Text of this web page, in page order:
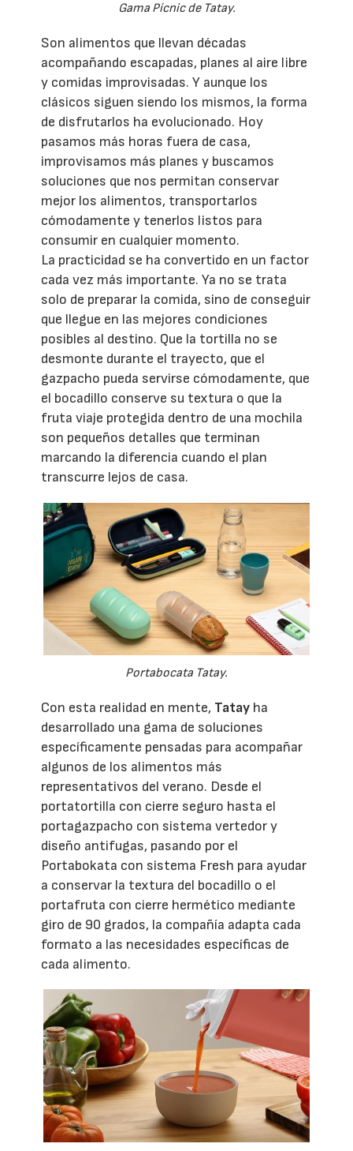
Gama Pícnic de Tatay.
Son alimentos que llevan décadas
acompañando escapadas, planes al aire libre
y comidas improvisadas. Y aunque los
clásicos siguen siendo los mismos, la forma
de disfrutarlos ha evolucionado. Hoy
pasamos más horas fuera de casa,
improvisamos más planes y buscamos
soluciones que nos permitan conservar
mejor los alimentos, transportarlos
cómodamente y tenerlos listos para
consumir en cualquier momento.
La practicidad se ha convertido en un factor
cada vez más importante. Ya no se trata
solo de preparar la comida, sino de conseguir
que llegue en las mejores condiciones
posibles al destino. Que la tortilla no se
desmonte durante el trayecto, que el
gazpacho pueda servirse cómodamente, que
el bocadillo conserve su textura o que la
fruta viaje protegida dentro de una mochila
son pequeños detalles que terminan
marcando la diferencia cuando el plan
transcurre lejos de casa.
Portabocata Tatay.
Con esta realidad en mente, Tatay ha
desarrollado una gama de soluciones
específicamente pensadas para acompañar
algunos de los alimentos más
representativos del verano. Desde el
portatortilla con cierre seguro hasta el
portagazpacho con sistema vertedor y
diseño antifugas, pasando por el
Portabokata con sistema Fresh para ayudar
a conservar la textura del bocadillo o el
portafruta con cierre hermético mediante
giro de 90 grados, la compañía adapta cada
formato a las necesidades específicas de
cada alimento.